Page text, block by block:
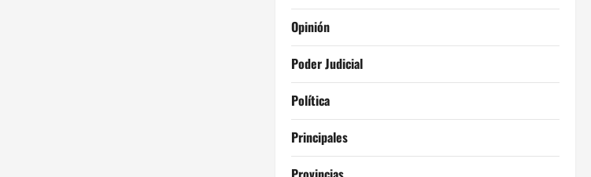
Opinión
Poder Judicial
Política
Principales